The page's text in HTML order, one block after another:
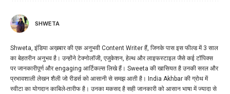
SHWETA
Shweta, इंडिया अख़बार की एक अनुभवी Content Writer हैं, जिनके पास इस फील्ड में 3 साल
का बेहतरीन अनुभव है। उन्होंने टेक्नोलॉजी, एजुकेशन, हेल्थ और लाइफस्टाइल जैसे कई टॉपिक्स
पर जानकारीपूर्ण और engaging आर्टिकल्स लिखे हैं। Sweeta की खासियत है उनकी सरल और
प्रभावशाली लेखन शैली जो रीडर्स को आसानी से समझ आती है। India Akhbar की ग्रोथ में
स्वीटा का योगदान काबिले-तारीफ है। उनका मकसद है सही जानकारी को आसान भाषा में ज्यादा से